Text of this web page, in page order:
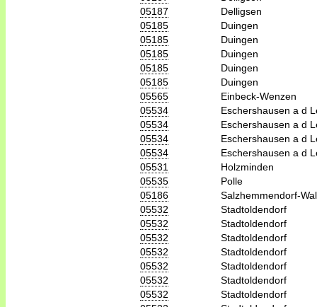
05187
Delligsen
05185
Duingen
05185
Duingen
05185
Duingen
05185
Duingen
05185
Duingen
05565
Einbeck-Wenzen
05534
Eschershausen a d
05534
Eschershausen a d
05534
Eschershausen a d
05534
Eschershausen a d
05531
Holzminden
05535
Polle
05186
Salzhemmendorf-
05532
Stadtoldendorf
05532
Stadtoldendorf
05532
Stadtoldendorf
05532
Stadtoldendorf
05532
Stadtoldendorf
05532
Stadtoldendorf
05532
Stadtoldendorf